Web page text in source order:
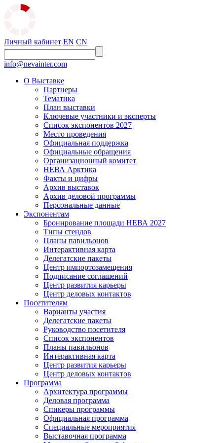
Личный кабинет EN CN
info@nevainter.com
О Выставке
Партнеры
Тематика
План выставки
Ключевые участники и эксперты
Список экспонентов 2027
Место проведения
Официальная поддержка
Официальные обращения
Организационный комитет
НЕВА Арктика
Факты и цифры
Архив выставок
Архив деловой программы
Персональные данные
Экспонентам
Бронирование площади НЕВА 2027
Типы стендов
Планы павильонов
Интерактивная карта
Делегатские пакеты
Центр импортозамещения
Подписание соглашений
Центр развития карьеры
Центр деловых контактов
Посетителям
Варианты участия
Делегатские пакеты
Руководство посетителя
Список экспонентов
Планы павильонов
Интерактивная карта
Центр развития карьеры
Центр деловых контактов
Программа
Архитектура программы
Деловая программа
Спикеры программы
Официальная программа
Специальные мероприятия
Выставочная программа